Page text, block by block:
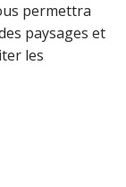
permettra
paysages et
les